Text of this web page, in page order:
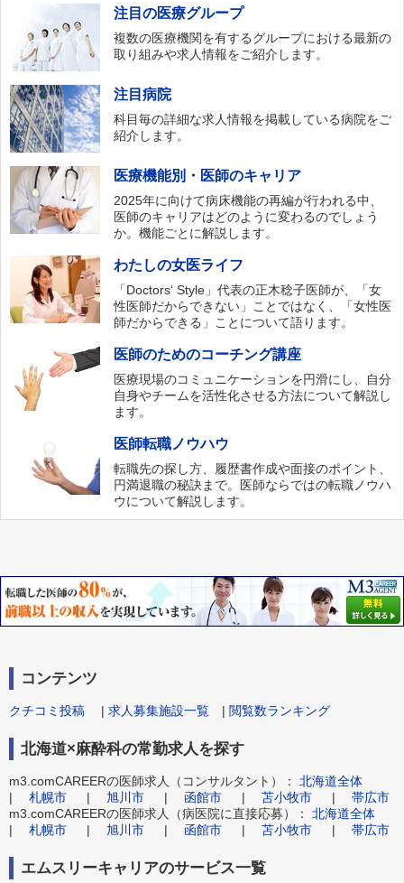
注目の医療グループ
複数の医療機関を有するグループにおける最新の
取り組みや求人情報をご紹介します。
注目病院
科目毎の詳細な求人情報を掲載している病院をご
紹介します。
医療機能別・医師のキャリア
2025年に向けて病床機能の再編が行われる中、
医師のキャリアはどのように変わるのでしょう
か。機能ごとに解説します。
わたしの女医ライフ
「Doctors‘ Style」代表の正木稔子医師が、「女
性医師だからできない」ことではなく、「女性医
師だからできる」ことについて語ります。
医師のためのコーチング講座
医療現場のコミュニケーションを円滑にし、自分
自身やチームを活性化させる方法について解説し
ます。
医師転職ノウハウ
転職先の探し方、履歴書作成や面接のポイント、
円満退職の秘訣まで。医師ならではの転職ノウハ
ウについて解説します。
コンテンツ
クチコミ投稿 | 求人募集施設一覧 | 閲覧数ランキング
北海道×麻酔科の常勤求人を探す
m3.comCAREERの医師求人（コンサルタント）： 北海道全体
| 札幌市 | 旭川市 | 函館市 | 苫小牧市 | 帯広市
m3.comCAREERの医師求人（病医院に直接応募）： 北海道全体
| 札幌市 | 旭川市 | 函館市 | 苫小牧市 | 帯広市
エムスリーキャリアのサービス一覧